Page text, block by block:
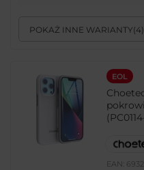
POKAŻ INNE WARIANTY(4)
EOL
EAN: